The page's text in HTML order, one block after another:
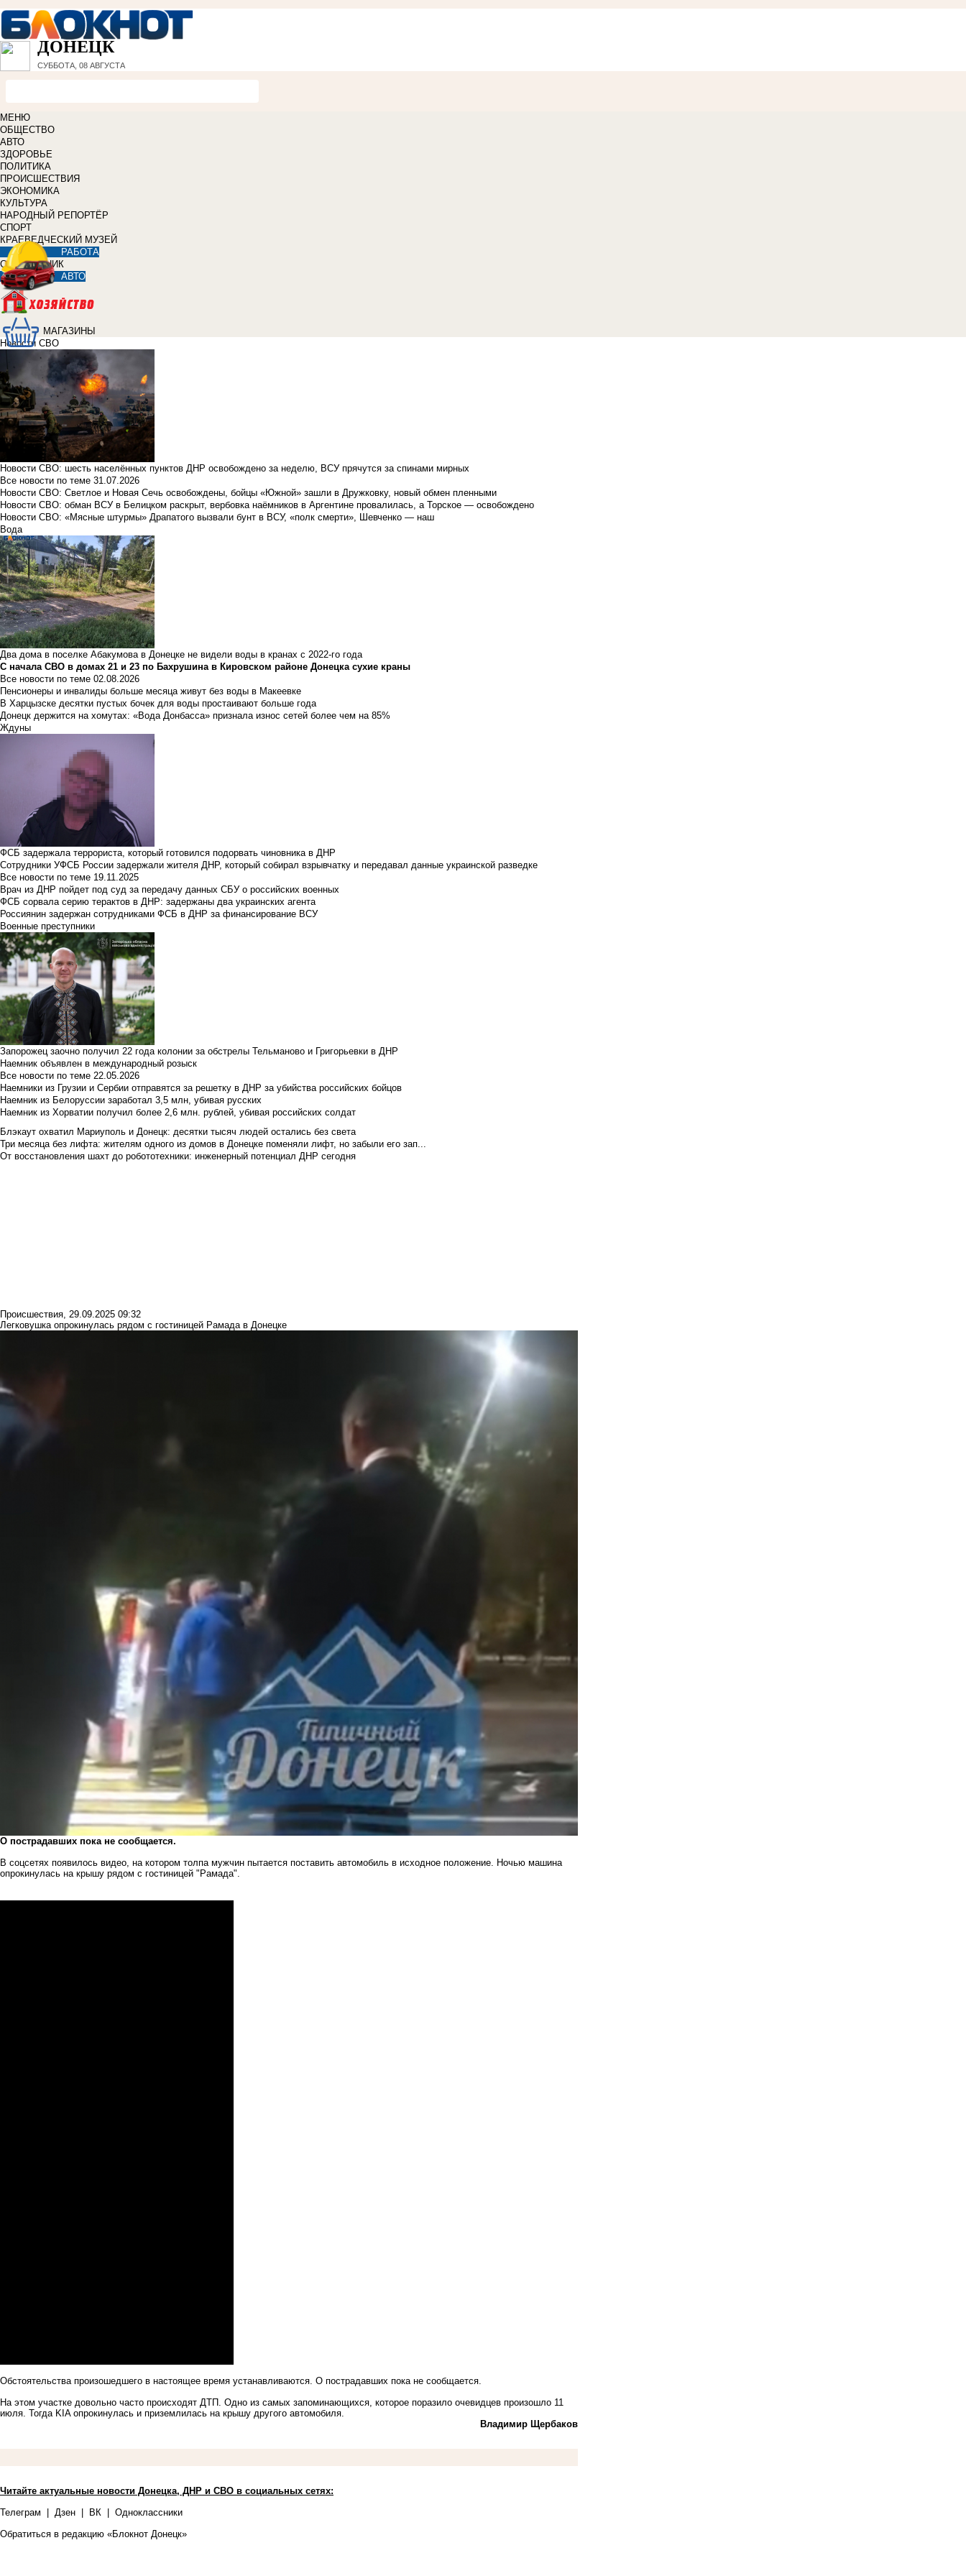
ДОНЕЦК
СУББОТА, 08 АВГУСТА
МЕНЮ
ОБЩЕСТВО
АВТО
ЗДОРОВЬЕ
ПОЛИТИКА
ПРОИСШЕСТВИЯ
ЭКОНОМИКА
КУЛЬТУРА
НАРОДНЫЙ РЕПОРТЁР
СПОРТ
КРАЕВЕДЧЕСКИЙ МУЗЕЙ
РАБОТА
СПРАВОЧНИК
АВТО
МАГАЗИНЫ
Новости СВО
Новости СВО: шесть населённых пунктов ДНР освобождено за неделю, ВСУ прячутся за спинами мирных
Все новости по теме 31.07.2026
Новости СВО: Светлое и Новая Сечь освобождены, бойцы «Южной» зашли в Дружковку, новый обмен пленными
Новости СВО: обман ВСУ в Белицком раскрыт, вербовка наёмников в Аргентине провалилась, а Торское — освобождено
Новости СВО: «Мясные штурмы» Драпатого вызвали бунт в ВСУ, «полк смерти», Шевченко — наш
Вода
Два дома в поселке Абакумова в Донецке не видели воды в кранах с 2022-го года
С начала СВО в домах 21 и 23 по Бахрушина в Кировском районе Донецка сухие краны
Все новости по теме 02.08.2026
Пенсионеры и инвалиды больше месяца живут без воды в Макеевке
В Харцызске десятки пустых бочек для воды простаивают больше года
Донецк держится на хомутах: «Вода Донбасса» признала износ сетей более чем на 85%
Ждуны
ФСБ задержала террориста, который готовился подорвать чиновника в ДНР
Сотрудники УФСБ России задержали жителя ДНР, который собирал взрывчатку и передавал данные украинской разведке
Все новости по теме 19.11.2025
Врач из ДНР пойдет под суд за передачу данных СБУ о российских военных
ФСБ сорвала серию терактов в ДНР: задержаны два украинских агента
Россиянин задержан сотрудниками ФСБ в ДНР за финансирование ВСУ
Военные преступники
Запорожец заочно получил 22 года колонии за обстрелы Тельманово и Григорьевки в ДНР
Наемник объявлен в международный розыск
Все новости по теме 22.05.2026
Наемники из Грузии и Сербии отправятся за решетку в ДНР за убийства российских бойцов
Наемник из Белоруссии заработал 3,5 млн, убивая русских
Наемник из Хорватии получил более 2,6 млн. рублей, убивая российских солдат
Блэкаут охватил Мариуполь и Донецк: десятки тысяч людей остались без света
Три месяца без лифта: жителям одного из домов в Донецке поменяли лифт, но забыли его зап...
От восстановления шахт до робототехники: инженерный потенциал ДНР сегодня
Происшествия 29.09.2025 09:32
Легковушка опрокинулась рядом с гостиницей Рамада в Донецке
О пострадавших пока не сообщается.
В соцсетях появилось видео, на котором толпа мужчин пытается поставить автомобиль в исходное положение. Ночью машина
опрокинулась на крышу рядом с гостиницей "Рамада".
Обстоятельства произошедшего в настоящее время устанавливаются. О пострадавших пока не сообщается.
На этом участке довольно часто происходят ДТП. Одно из самых запоминающихся, которое поразило очевидцев произошло 11
июля. Тогда KIA опрокинулась и приземлилась на крышу другого автомобиля.
Владимир Щербаков
Читайте актуальные новости Донецка, ДНР и СВО в социальных сетях:
Телеграм | Дзен | ВК | Одноклассники
Обратиться в редакцию «Блокнот Донецк»